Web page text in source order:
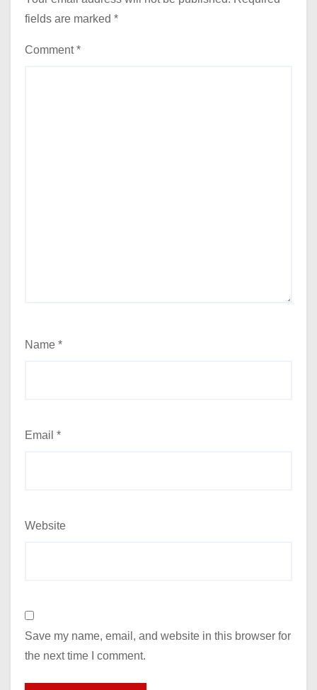
fields are marked *
Comment*
Name *
Email *
Website
Save my name, email, and website in this browser for
the next time I comment.